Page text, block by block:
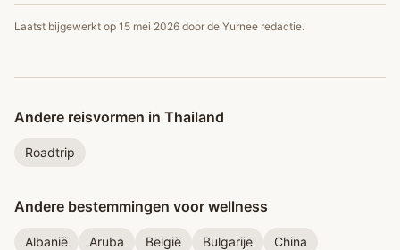
Laatst bijgewerkt op 15 mei 2026 door de Yurnee redactie.
Andere reisvormen in Thailand
Roadtrip
Andere bestemmingen voor wellness
Albanië Aruba België Bulgarije
China